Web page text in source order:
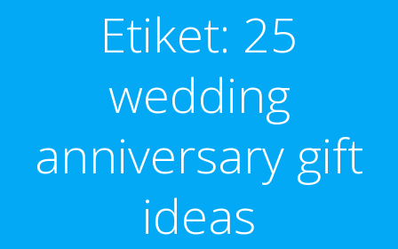
Etiket: 25
wedding
anniversary gift
ideas